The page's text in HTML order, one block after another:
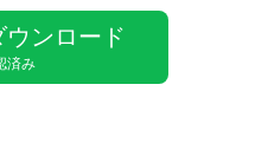
ンロード
済み